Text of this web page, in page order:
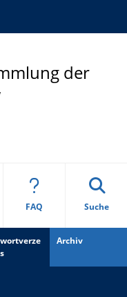
der
FAQ Suche
Archiv